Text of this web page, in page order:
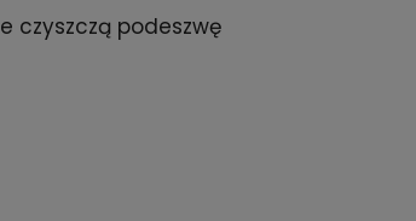
czyszczą podeszwę